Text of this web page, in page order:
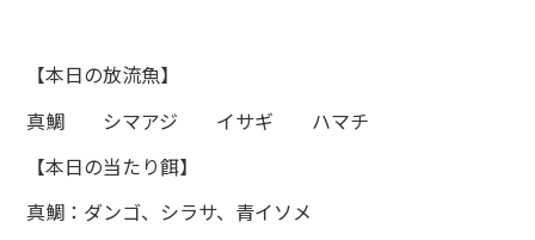
【本日の放流魚】
真鯛 シマアジ イサギ ハマチ
【本日の当たり餌】
真鯛：ダンゴ、シラサ、青イソメ